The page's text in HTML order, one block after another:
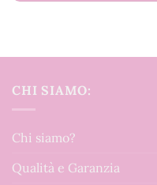
CHI SIAMO:
Chi siamo?
Qualità e Garanzia